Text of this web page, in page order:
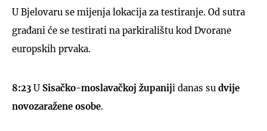
U Bjelovaru se mijenja lokacija za testiranje. Od sutra
građani će se testirati na parkiralištu kod Dvorane
europskih prvaka.
8:23 U Sisačko-moslavačkoj županiji danas su dvije
novozaražene osobe.